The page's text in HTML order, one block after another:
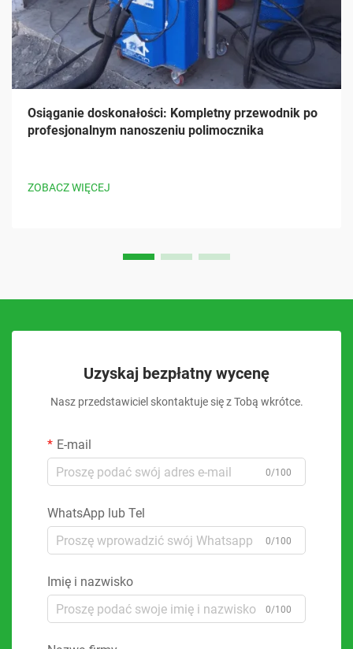
Osiąganie doskonałości: Kompletny przewodnik po
profesjonalnym nanoszeniu polimocznika
ZOBACZ WIĘCEJ
Uzyskaj bezpłatny wycenę
Nasz przedstawiciel skontaktuje się z Tobą wkrótce.
E-mail
0/100
WhatsApp lub Tel
0/100
Imię i nazwisko
0/100